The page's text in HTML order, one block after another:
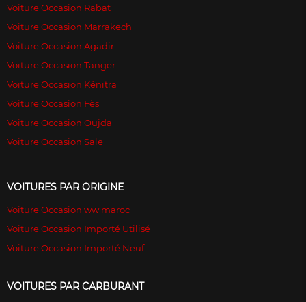
Voiture Occasion Rabat
Voiture Occasion Marrakech
Voiture Occasion Agadir
Voiture Occasion Tanger
Voiture Occasion Kénitra
Voiture Occasion Fès
Voiture Occasion Oujda
Voiture Occasion Sale
VOITURES PAR ORIGINE
Voiture Occasion ww maroc
Voiture Occasion Importé Utilisé
Voiture Occasion Importé Neuf
VOITURES PAR CARBURANT